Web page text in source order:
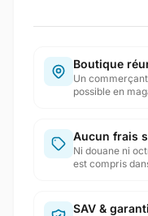
Boutique
Un
possible en
Aucun frais
Ni douane ni
est compris
SAV &